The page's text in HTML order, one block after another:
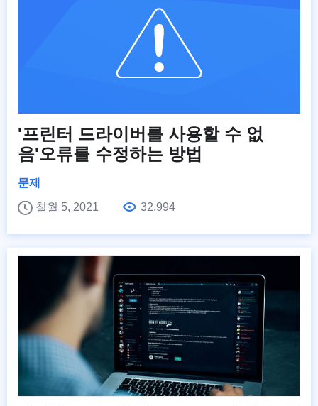
'프린터 드라이버를 사용할 수 없
음'오류를 수정하는 방법
문제
칠월 5, 2021
32,994